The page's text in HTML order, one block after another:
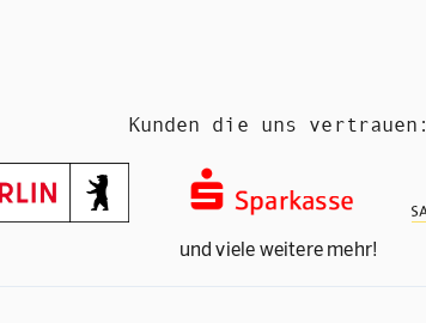
Kunden die uns vertrauen:
und viele weitere mehr!